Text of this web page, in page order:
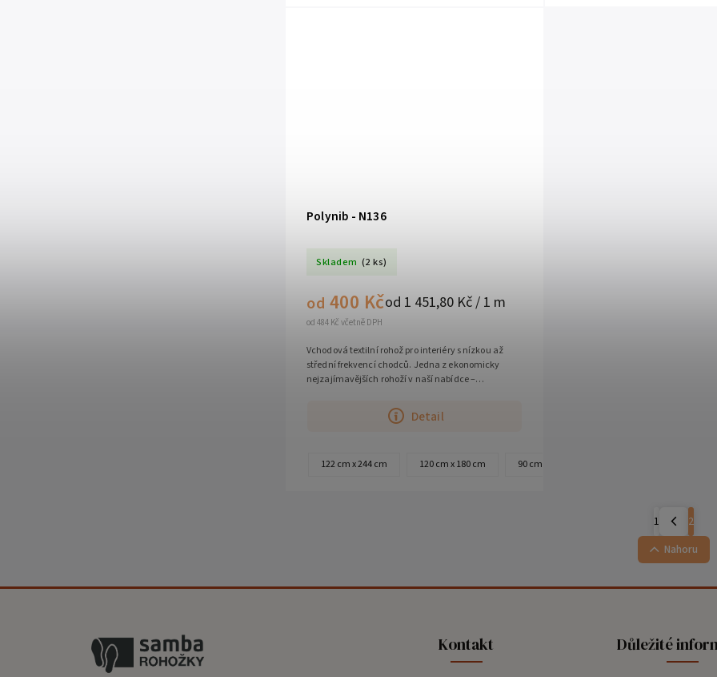
Polynib - N136
Skladem (2 ks)
od 484 Kč včetně DPH
od 400 Kčod 1 451,80 Kč / 1 m
Detail
Vchodová textilní rohož pro interiéry s nízkou až
střední frekvencí chodců. Jedna z ekonomicky
nejzajímavějších rohoží v naší nabídce –
122 cm x 244 cm 120 cm x 180 cm 90 cm x 150 cm
1
2
Nahoru
Kontakt Důležité